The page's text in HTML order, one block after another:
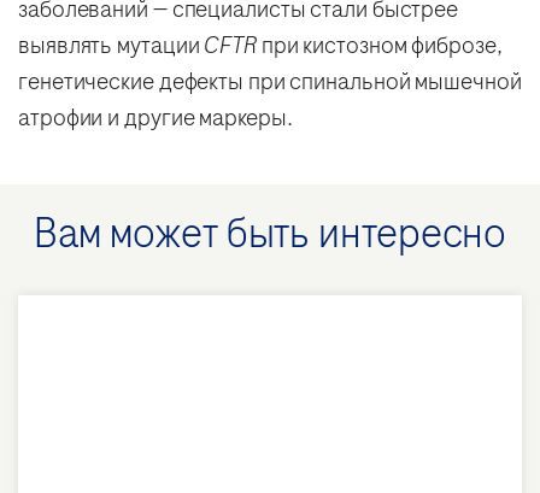
заболеваний — специалисты стали быстрее
выявлять мутацииCFTRпри кистозном фиброзе,
генетические дефекты при спинальной мышечной
атрофии и другие маркеры.
Вам может быть интересно